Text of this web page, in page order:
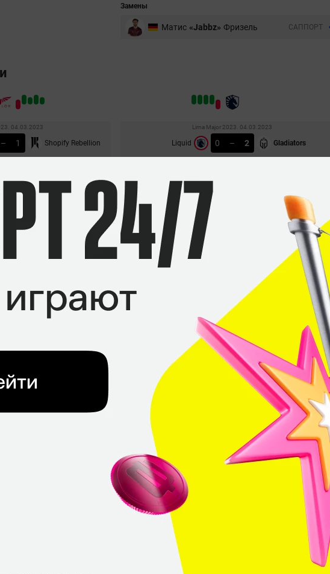
Замены
Матис «Jabbz» Фризель CАППОРТ
04.03.2023
– 1 Shopify Rebellion
04.03.2023
МАТЧА
03.03.2023
МАТЧА
01.03.2023
Lima Major 2023. 04.03.2023
Liquid 0 – 2 Gladiators
Liquid Shopify Rebellion
СТАТИСТИКА МАТЧА
Lima Major 2023. 01.03.2023
Liquid
СТАТИСТИКА МАТЧА
Lima Major 2023. 26.02.2023
0 –
СТАТИСТИКА МАТЧА
Lima Major 2023. 25.02.2023
Shopify Rebellion
4 10
Побед
Liquid